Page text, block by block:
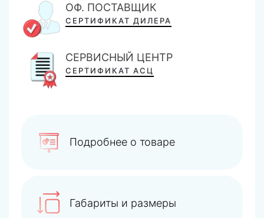
ОФ. ПОСТАВЩИК
СЕРТИФИКАТ ДИЛЕРА
СЕРВИСНЫЙ ЦЕНТР
СЕРТИФИКАТ АСЦ
Подробнее о товаре
Габариты и размеры